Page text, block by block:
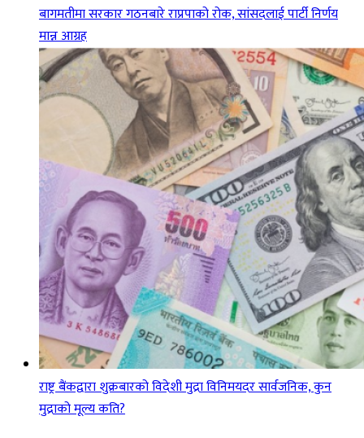
बागमतीमा सरकार गठनबारे राप्रपाको रोक, सांसदलाई पार्टी निर्णय
मान्न आग्रह
राष्ट्र बैंकद्वारा शुक्रबारको विदेशी मुद्रा विनिमयदर सार्वजनिक, कुन
मुद्राको मूल्य कति?